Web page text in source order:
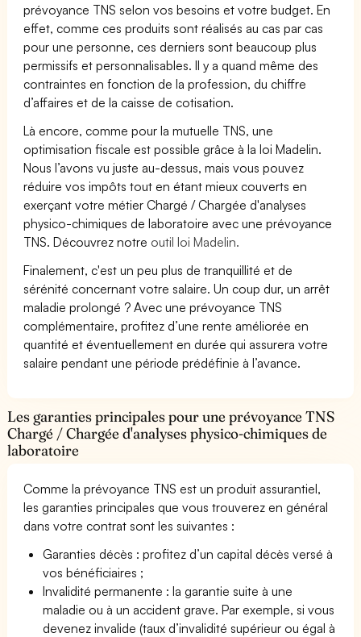
prévoyance TNS selon vos besoins et votre budget. En
effet, comme ces produits sont réalisés au cas par cas
pour une personne, ces derniers sont beaucoup plus
permissifs et personnalisables. Il y a quand même des
contraintes en fonction de la profession, du chiffre
d’affaires et de la caisse de cotisation.
Là encore, comme pour la mutuelle TNS, une
optimisation fiscale est possible grâce à la loi Madelin.
Nous l’avons vu juste au-dessus, mais vous pouvez
réduire vos impôts tout en étant mieux couverts en
exerçant votre métier Chargé / Chargée d'analyses
physico-chimiques de laboratoire avec une prévoyance
TNS. Découvrez notre outil loi Madelin.
Finalement, c'est un peu plus de tranquillité et de
sérénité concernant votre salaire. Un coup dur, un arrêt
maladie prolongé ? Avec une prévoyance TNS
complémentaire, profitez d’une rente améliorée en
quantité et éventuellement en durée qui assurera votre
salaire pendant une période prédéfinie à l’avance.
Les garanties principales pour une prévoyance TNS
Chargé / Chargée d'analyses physico-chimiques de
laboratoire
Comme la prévoyance TNS est un produit assurantiel,
les garanties principales que vous trouverez en général
dans votre contrat sont les suivantes :
Garanties décès : profitez d’un capital décès versé à
vos bénéficiaires ;
Invalidité permanente : la garantie suite à une
maladie ou à un accident grave. Par exemple, si vous
devenez invalide (taux d’invalidité supérieur ou égal à